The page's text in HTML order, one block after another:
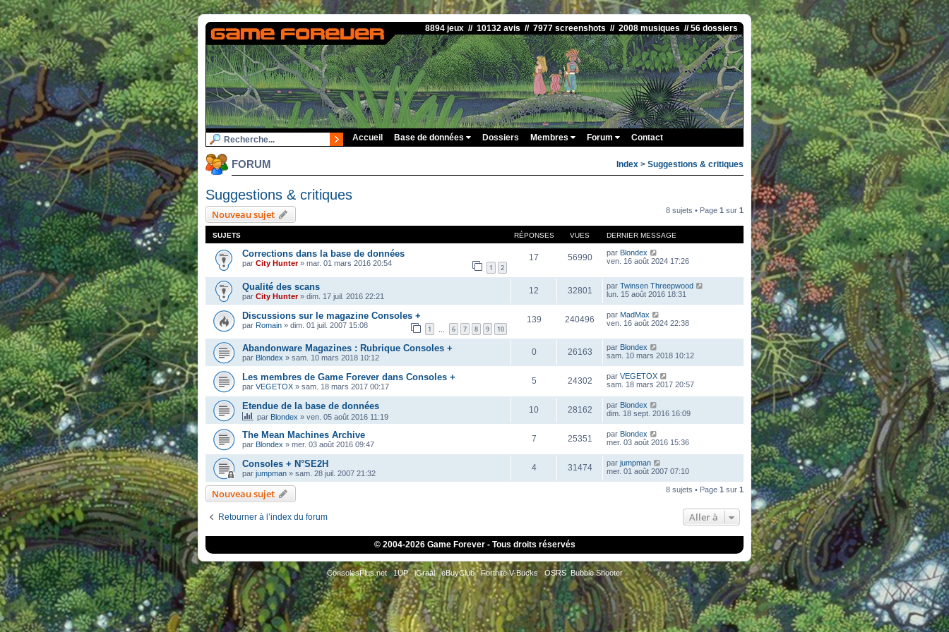
8894 jeux // 10132 avis // 7977 screenshots // 2008 musiques // 56 dossiers
Accueil Base de données Dossiers Membres Forum Contact
FORUM Index > Suggestions & critiques
Suggestions & critiques
Nouveau sujet 8 sujets • Page 1 sur 1
SUJETS RÉPONSES VUES DERNIER MESSAGE
Corrections dans la base de données
par City Hunter» mar. 01 mars 2016 20:54 1 2
17 56990 par Blondex
ven. 16 août 2024 17:26
Qualité des scans
par City Hunter» dim. 17 juil. 2016 22:21
12 32801 par Twinsen Threepwood
lun. 15 août 2016 18:31
Discussions sur le magazine Consoles +
par Romain » dim. 01 juil. 2007 15:08 1 6 7 8 9 10
139 240496 par MadMax
ven. 16 août 2024 22:38
Abandonware Magazines : Rubrique Consoles +
par Blondex » sam. 10 mars 2018 10:12
0 26163 par Blondex
sam. 10 mars 2018 10:12
Les membres de Game Forever dans Consoles +
par VEGETOX » sam. 18 mars 2017 00:17
5 24302 par VEGETOX
sam. 18 mars 2017 20:57
Etendue de la base de données
par Blondex » ven. 05 août 2016 11:19
10 28162 par Blondex
dim. 18 sept. 2016 16:09
The Mean Machines Archive
par Blondex » mer. 03 août 2016 09:47
7 25351 par Blondex
mer. 03 août 2016 15:36
Consoles + N°SE2H
par jumpman » sam. 28 juil. 2007 21:32
4 31474 par jumpman
mer. 01 août 2007 07:10
Nouveau sujet 8 sujets • Page 1 sur 1
Retourner à l’index du forum Aller à
© 2004-2026 Game Forever - Tous droits réservés
ConsolesPlus.net 1UP iGraal eBuyClub Fortnite V-Bucks OSRS Bubble Shooter